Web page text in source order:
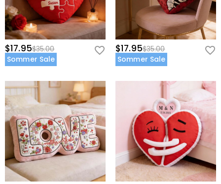
$17.95$35.00
Sommer Sale
$17.95$35.00
Sommer Sale